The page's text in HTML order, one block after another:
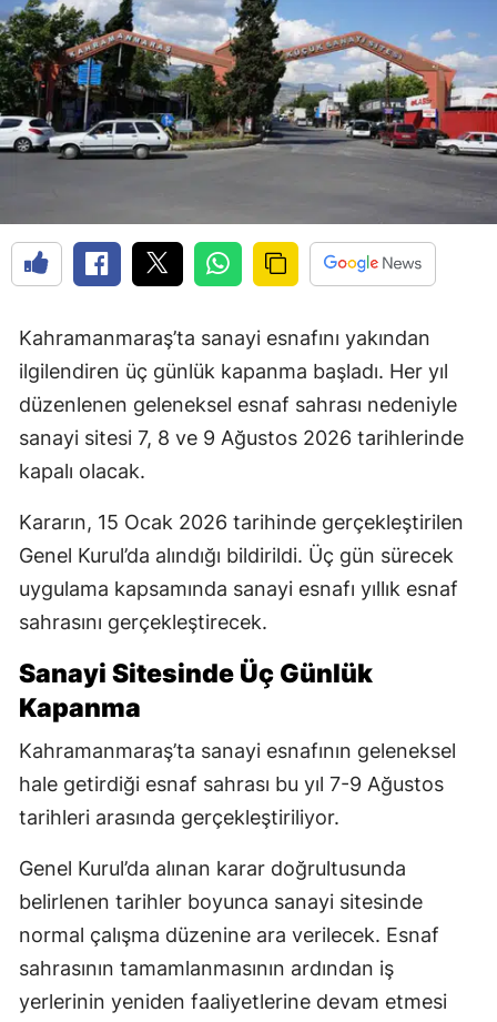
Kahramanmaraş’ta sanayi esnafını yakından
ilgilendiren üç günlük kapanma başladı. Her yıl
düzenlenen geleneksel esnaf sahrası nedeniyle
sanayi sitesi 7, 8 ve 9 Ağustos 2026 tarihlerinde
kapalı olacak.
Kararın, 15 Ocak 2026 tarihinde gerçekleştirilen
Genel Kurul’da alındığı bildirildi. Üç gün sürecek
uygulama kapsamında sanayi esnafı yıllık esnaf
sahrasını gerçekleştirecek.
Sanayi Sitesinde Üç Günlük
Kapanma
Kahramanmaraş’ta sanayi esnafının geleneksel
hale getirdiği esnaf sahrası bu yıl 7-9 Ağustos
tarihleri arasında gerçekleştiriliyor.
Genel Kurul’da alınan karar doğrultusunda
belirlenen tarihler boyunca sanayi sitesinde
normal çalışma düzenine ara verilecek. Esnaf
sahrasının tamamlanmasının ardından iş
yerlerinin yeniden faaliyetlerine devam etmesi